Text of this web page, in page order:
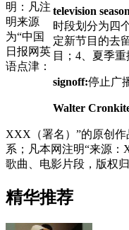
television
时段划分为四
定新节目的去
目；4、夏季
signoff:停止广
Walter
明：凡注
明来源
为“中国
日报网英
语点津：
XXX（署名）”的原创
系；凡本网注明“来源
歌曲、电影片段，版权
精华推荐